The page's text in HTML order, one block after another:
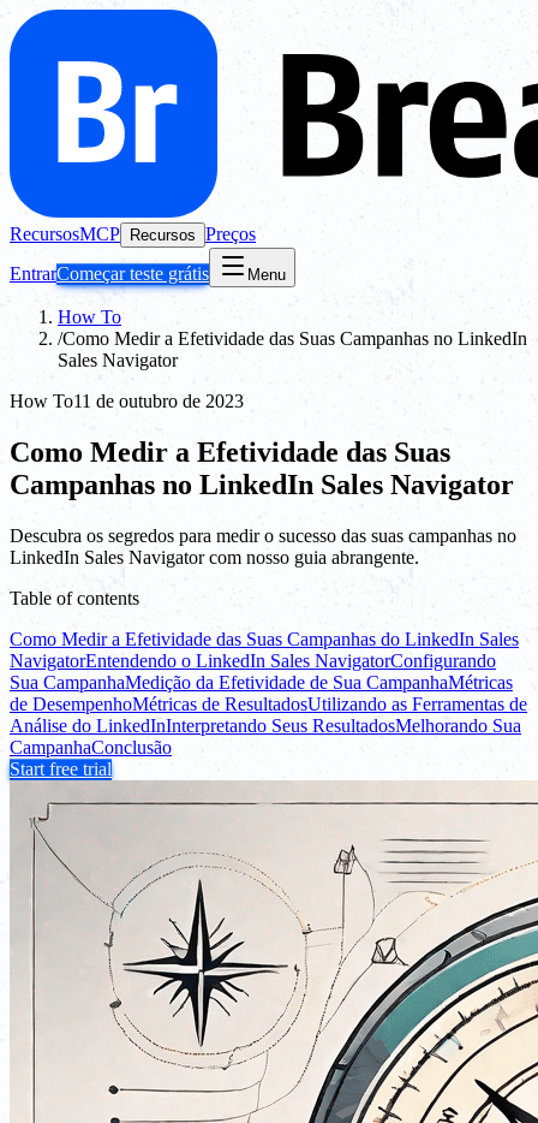
RecursosMCP Recursos Preços
EntrarComeçar teste grátis Menu
How To
/Como Medir a Efetividade das Suas Campanhas no LinkedIn
Sales Navigator
How To11 de outubro de 2023
Como Medir a Efetividade das Suas
Campanhas no LinkedIn Sales Navigator
Descubra os segredos para medir o sucesso das suas campanhas no
LinkedIn Sales Navigator com nosso guia abrangente.
Table of contents
Como Medir a Efetividade das Suas Campanhas do LinkedIn Sales
NavigatorEntendendo o LinkedIn Sales NavigatorConfigurando
Sua CampanhaMedição da Efetividade de Sua CampanhaMétricas
de DesempenhoMétricas de ResultadosUtilizando as Ferramentas de
Análise do LinkedInInterpretando Seus ResultadosMelhorando Sua
CampanhaConclusão
Start free trial